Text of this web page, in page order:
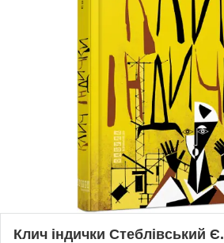
Клич індички Стеблівський Є.